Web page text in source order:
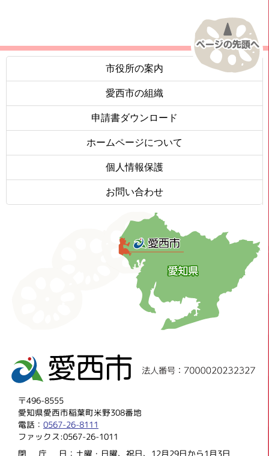
市役所の案内
愛西市の組織
申請書ダウンロード
ホームページについて
個人情報保護
お問い合わせ
〒496-8555
愛知県愛西市稲葉町米野308番地
電話：0567-26-8111
ファックス:0567-26-1011
閉庁 日：土曜・日曜、祝日、12月29日から1月3日